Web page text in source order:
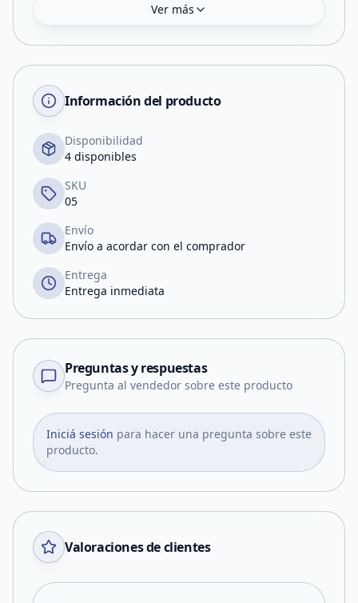
Ver más
Información del producto
Disponibilidad
4 disponibles
SKU
05
Envío
Envío a acordar con el comprador
Entrega
Entrega inmediata
Preguntas y respuestas
Pregunta al vendedor sobre este producto
Iniciá sesión para hacer una pregunta sobre este
producto.
Valoraciones de clientes